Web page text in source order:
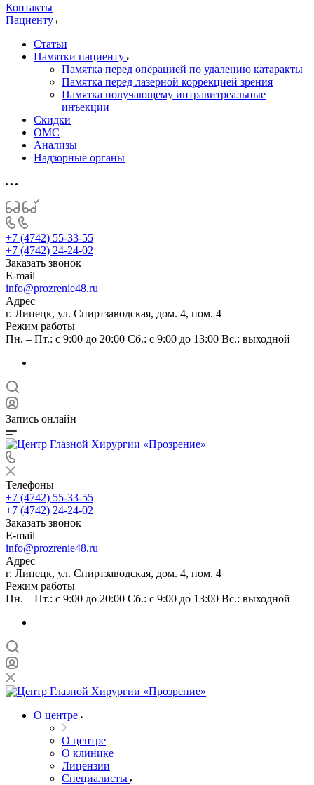
Контакты
Пациенту
Статьи
Памятки пациенту
Памятка перед операцией по удалению катаракты
Памятка перед лазерной коррекцией зрения
Памятка получающему интравитреальные
инъекции
Скидки
ОМС
Анализы
Надзорные органы
+7 (4742) 55-33-55
+7 (4742) 24-24-02
Заказать звонок
E-mail
info@prozrenie48.ru
Адрес
г. Липецк, ул. Спиртзаводская, дом. 4, пом. 4
Режим работы
Пн. – Пт.: с 9:00 до 20:00 Сб.: с 9:00 до 13:00 Вс.: выходной
Запись онлайн
Телефоны
+7 (4742) 55-33-55
+7 (4742) 24-24-02
Заказать звонок
E-mail
info@prozrenie48.ru
Адрес
г. Липецк, ул. Спиртзаводская, дом. 4, пом. 4
Режим работы
Пн. – Пт.: с 9:00 до 20:00 Сб.: с 9:00 до 13:00 Вс.: выходной
О центре
О центре
О клинике
Лицензии
Специалисты